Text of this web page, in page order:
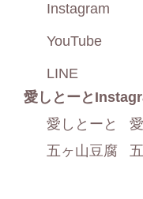
Instagram
YouTube
LINE
愛しとーと
愛しとーと
五ヶ山豆腐